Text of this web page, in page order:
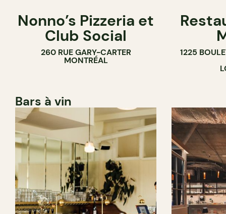
Nonno’s Pizzeria et
Club Social
260 RUE GARY-CARTER
MONTRÉAL
1225
Bars à vin